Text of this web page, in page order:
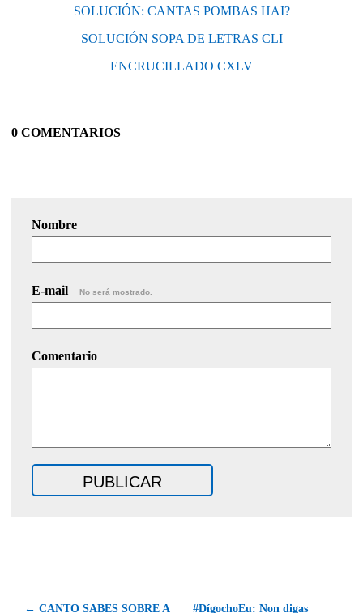
SOLUCIÓN: CANTAS POMBAS HAI?
SOLUCIÓN SOPA DE LETRAS CLI
ENCRUCILLADO CXLV
0 COMENTARIOS
Nombre
E-mail No será mostrado.
Comentario
← CANTO SABES SOBRE A #DígochoEu: Non digas